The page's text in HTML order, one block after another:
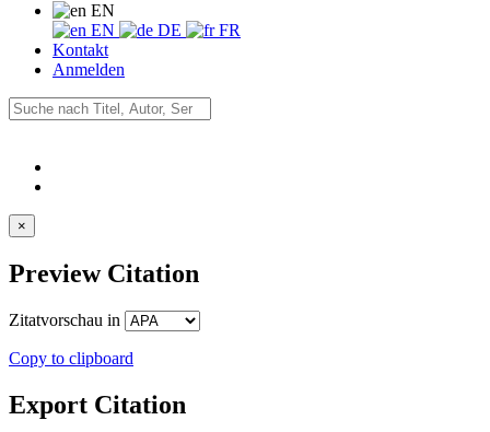
EN
EN
DE
FR
Kontakt
Anmelden
×
Preview Citation
Zitatvorschau in
Copy to clipboard
Export Citation